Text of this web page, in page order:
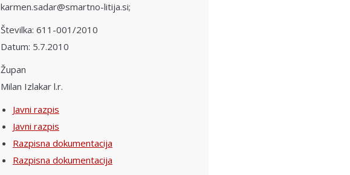
karmen.sadar@smartno-litija.si;
Številka: 611-001/2010
Datum: 5.7.2010
Župan
Milan Izlakar l.r.
Javni razpis
Javni razpis
Razpisna dokumentacija
Razpisna dokumentacija